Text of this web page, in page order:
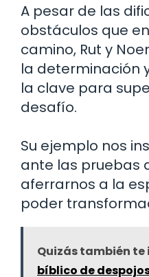
A pesar de las
obstáculos que
camino, Rut y
la determinación
la clave para
desafío.
Su ejemplo nos
ante las pruebas
aferrarnos a la
poder
Quizás también te
bíblico de